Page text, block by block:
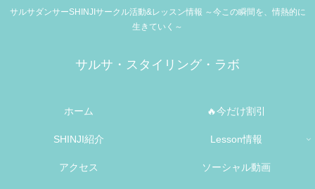
サルサダンサーSHINJIサークル活動&レッスン情報 ～今この瞬間を、情熱的に
生きていく～
サルサ・スタイリング・ラボ
ホーム 🔥今だけ割引
SHINJI紹介 Lesson情報
アクセス ソーシャル動画